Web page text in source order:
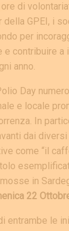
di
GPEI, i
per
contribuire a
anno.
Day
e locale
In
dai diversi
come “il
in
22
entrambe le